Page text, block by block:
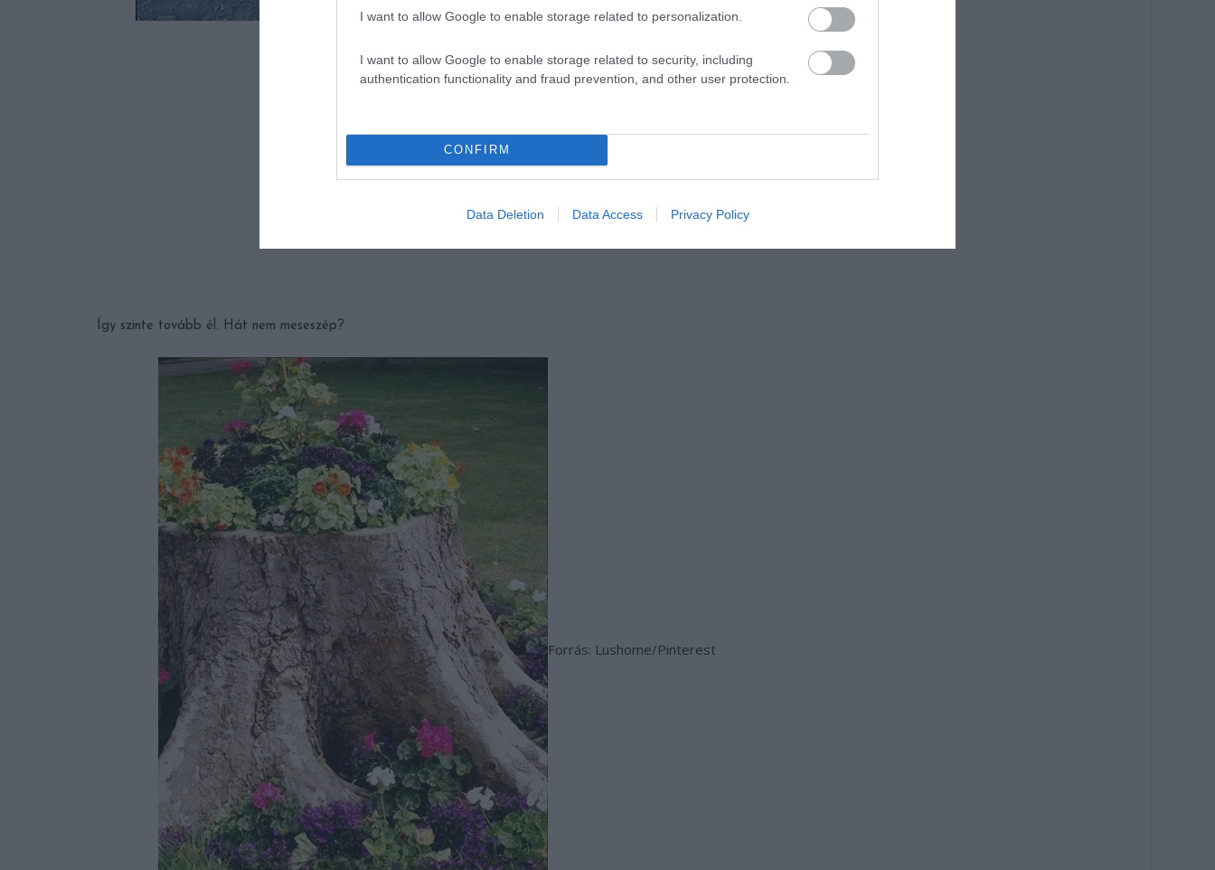
I want to allow Google to enable storage related to personalization.
I want to allow Google to enable storage related to security, including
authentication functionality and fraud prevention, and other user protection.
CONFIRM
Data Deletion Data Access Privacy Policy
Így szinte tovább él. Hát nem meseszép?
Forrás: Lushome/Pinterest